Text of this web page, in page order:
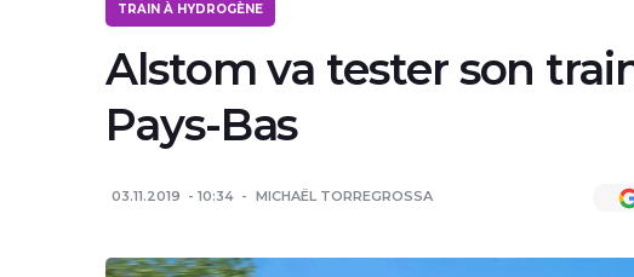
TRAIN À HYDROGÈNE
Alstom va tester son
Pays-Bas
03.11.2019 10:34 MICHAËL TORREGROSSA